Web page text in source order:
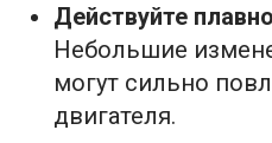
Действуйте
Небольшие
могут сильно
двигателя.